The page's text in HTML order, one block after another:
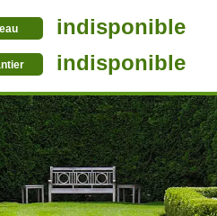
indisponible
indisponible